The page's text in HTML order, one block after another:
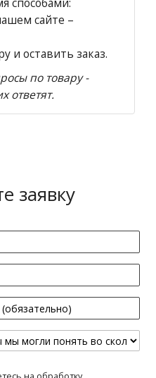
сайте –
и оставить заказ.
по товару -
ответят.
заявку